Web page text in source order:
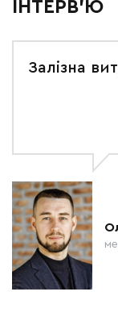
ІНТЕРВ'Ю
Залізна